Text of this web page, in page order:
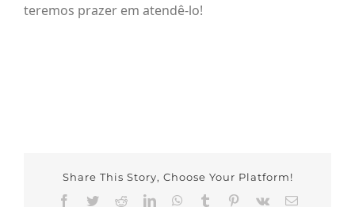
teremos prazer em atendê-lo!
Share This Story, Choose Your Platform!
Facebook
TwitterRedditLinkedInWhatsApp
Tumblr Pinterest
Vk Email